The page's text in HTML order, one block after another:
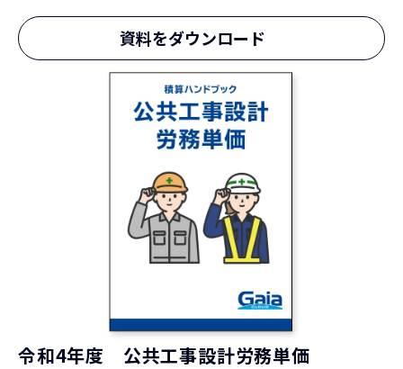
資料をダウンロード
令和4年度 公共工事設計労務単価